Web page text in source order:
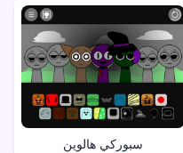
سبوركي هالوين